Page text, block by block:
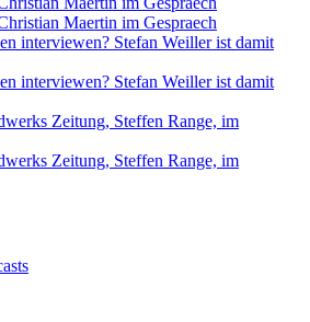
Maertin im Gespraech
interviewen? Stefan Weiller ist damit
interviewen? Stefan Weiller ist damit
Zeitung, Steffen Range, im
Zeitung, Steffen Range, im